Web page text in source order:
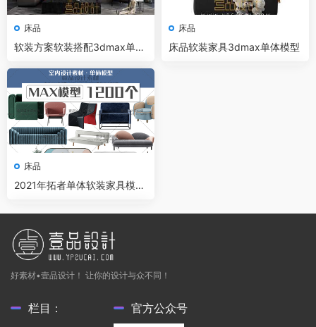
床品
软装方案软装搭配3dmax单体
床品
床品软装家具3dmax单体模型
床品
2021年拓者单体软装家具模型
好素材•壹品设计！ 让你的设计与众不同！
栏目： 官方公众号